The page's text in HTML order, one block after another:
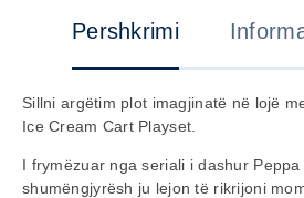
Pershkrimi
Sillni argëtim plot imagjinatë në lojë
Ice Cream Cart Playset.
I frymëzuar nga seriali i dashur
shumëngjyrësh ju lejon të rikrijoni